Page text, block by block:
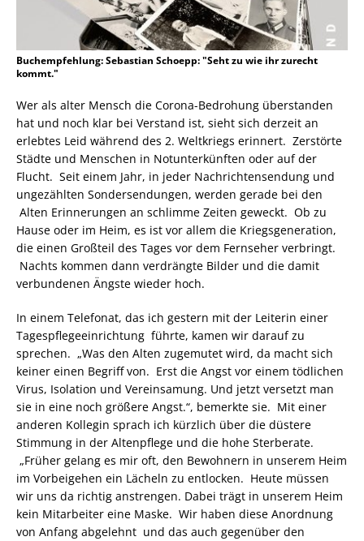
Buchempfehlung: Sebastian Schoepp: "Seht zu wie ihr zurecht
kommt."
Wer als alter Mensch die Corona-Bedrohung überstanden
hat und noch klar bei Verstand ist, sieht sich derzeit an
erlebtes Leid während des 2. Weltkriegs erinnert. Zerstörte
Städte und Menschen in Notunterkünften oder auf der
Flucht. Seit einem Jahr, in jeder Nachrichtensendung und
ungezählten Sondersendungen, werden gerade bei den
Alten Erinnerungen an schlimme Zeiten geweckt. Ob zu
Hause oder im Heim, es ist vor allem die Kriegsgeneration,
die einen Großteil des Tages vor dem Fernseher verbringt.
Nachts kommen dann verdrängte Bilder und die damit
verbundenen Ängste wieder hoch.
In einem Telefonat, das ich gestern mit der Leiterin einer
Tagespflegeeinrichtung führte, kamen wir darauf zu
sprechen. „Was den Alten zugemutet wird, da macht sich
keiner einen Begriff von. Erst die Angst vor einem tödlichen
Virus, Isolation und Vereinsamung. Und jetzt versetzt man
sie in eine noch größere Angst.“, bemerkte sie. Mit einer
anderen Kollegin sprach ich kürzlich über die düstere
Stimmung in der Altenpflege und die hohe Sterberate.
„Früher gelang es mir oft, den Bewohnern in unserem Heim
im Vorbeigehen ein Lächeln zu entlocken. Heute müssen
wir uns da richtig anstrengen. Dabei trägt in unserem Heim
kein Mitarbeiter eine Maske. Wir haben diese Anordnung
von Anfang abgelehnt und das auch gegenüber den